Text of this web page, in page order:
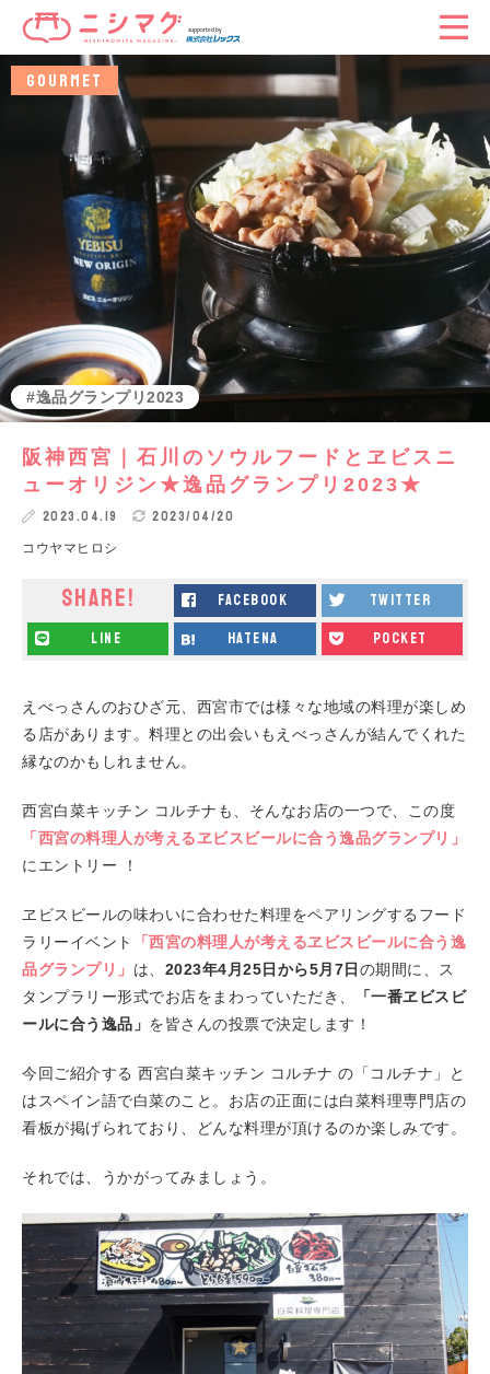
グルメ
阪神西宮
逸品グランプリ2023
GOURMET
阪神西宮｜石川のソウルフードとヱビスニ
ューオリジン★逸品グランプリ2023★
2023.04.19 2023/04/20
コウヤマヒロシ
SHARE! facebook twitter
line hatena pocket
えべっさんのおひざ元、西宮市では様々な地域の料理が楽しめ
る店があります。料理との出会いもえべっさんが結んでくれた
縁なのかもしれません。
西宮白菜キッチン コルチナも、そんなお店の一つで、この度
「西宮の料理人が考えるヱビスビールに合う逸品グランプリ」
にエントリー ！
ヱビスビールの味わいに合わせた料理をペアリングするフード
ラリーイベント
「西宮の料理人が考えるヱビスビールに合う逸
品グランプリ」 は、 2023年4月25日から5月7日 の期間に、ス
タンプラリー形式でお店をまわっていただき、
「一番ヱビスビ
ールに合う逸品」 を皆さんの投票で決定します！
今回ご紹介する 西宮白菜キッチン コルチナ の「コルチナ」と
はスペイン語で白菜のこと。お店の正面には白菜料理専門店の
看板が掲げられており、どんな料理が頂けるのか楽しみです。
それでは、うかがってみましょう。